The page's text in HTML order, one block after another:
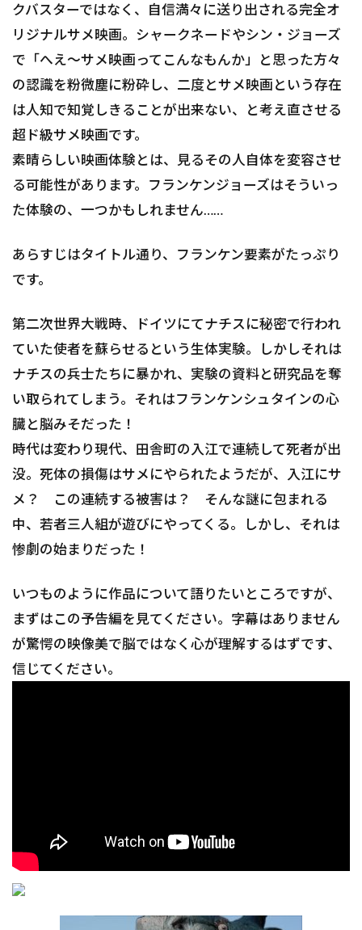
クバスターではなく、自信満々に送り出される完全オ
リジナルサメ映画。シャークネードやシン・ジョーズ
で「へえ〜サメ映画ってこんなもんか」と思った方々
の認識を粉微塵に粉砕し、二度とサメ映画という存在
は人知で知覚しきることが出来ない、と考え直させる
超ド級サメ映画です。
素晴らしい映画体験とは、見るその人自体を変容させ
る可能性があります。フランケンジョーズはそういっ
た体験の、一つかもしれません……
あらすじはタイトル通り、フランケン要素がたっぷり
です。
第二次世界大戦時、ドイツにてナチスに秘密で行われ
ていた使者を蘇らせるという生体実験。しかしそれは
ナチスの兵士たちに暴かれ、実験の資料と研究品を奪
い取られてしまう。それはフランケンシュタインの心
臓と脳みそだった！
時代は変わり現代、田舎町の入江で連続して死者が出
没。死体の損傷はサメにやられたようだが、入江にサ
メ？ この連続する被害は？ そんな謎に包まれる
中、若者三人組が遊びにやってくる。しかし、それは
惨劇の始まりだった！
いつものように作品について語りたいところですが、
まずはこの予告編を見てください。字幕はありません
が驚愕の映像美で脳ではなく心が理解するはずです、
信じてください。